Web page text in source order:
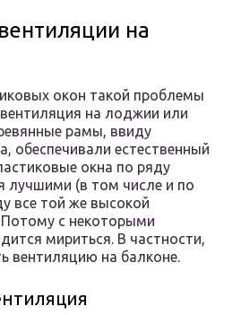
на
окон такой проблемы
на лоджии или
рамы, ввиду
обеспечивали естественный
окна по ряду
лучшими (в том числе и по
все той же высокой
Потому с некоторыми
мириться. В частности,
вентиляцию на балконе.